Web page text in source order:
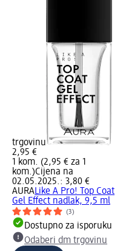
trgovinu
2,95 €
1 kom. (2,95 € za 1
kom.)Cijena na
02.05.2025.: 3,80 €
AURALike A Pro! Top Coat
Gel Effect nadlak, 9,5 ml
(3)
Dostupno za isporuku
Odaberi dm trgovinu